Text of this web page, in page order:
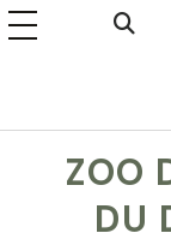
ZOO DE LA BOISSIERE
DU
Panneau de gestion